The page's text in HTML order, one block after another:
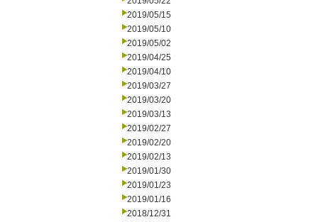
2019/05/15
2019/05/10
2019/05/02
2019/04/25
2019/04/10
2019/03/27
2019/03/20
2019/03/13
2019/02/27
2019/02/20
2019/02/13
2019/01/30
2019/01/23
2019/01/16
2018/12/31